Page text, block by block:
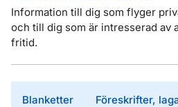
Information till dig som flyger
och till dig som är intresserad av
fritid.
Blanketter Föreskrifter,